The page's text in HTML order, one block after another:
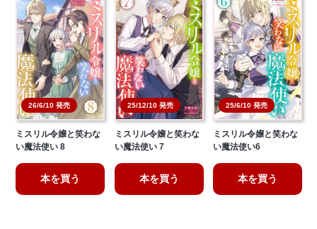
26/6/10 発売
ミスリル令嬢と笑わな
い魔法使い 8
本を買う
25/12/10 発売
ミスリル令嬢と笑わな
い魔法使い 7
本を買う
25/6/10 発売
ミスリル令嬢と笑わな
い魔法使い6
本を買う